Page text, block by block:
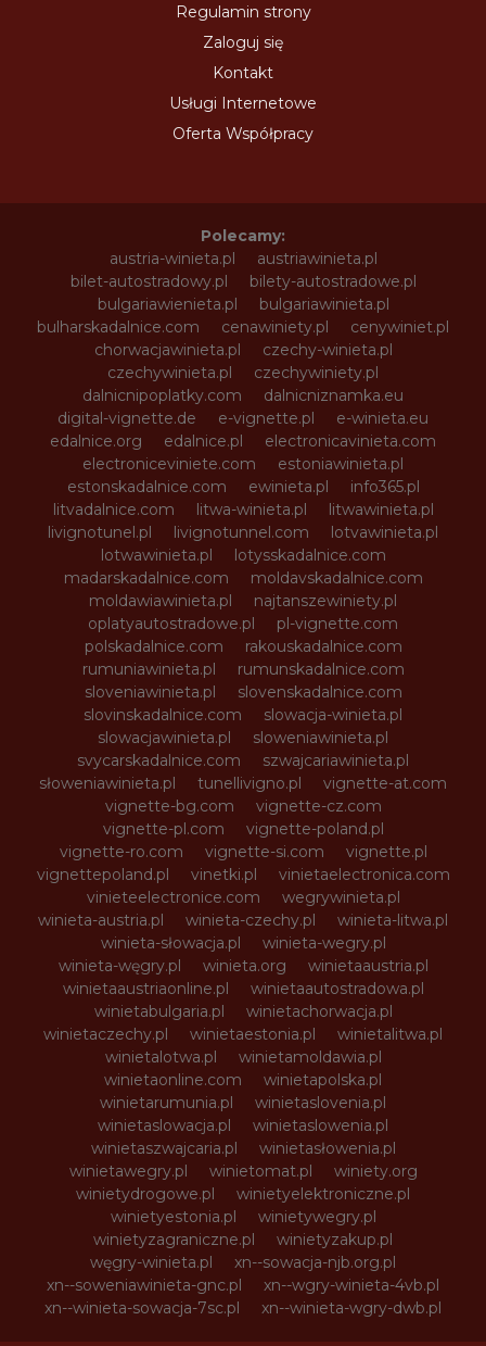
Regulamin strony
Zaloguj się
Kontakt
Usługi Internetowe
Oferta Współpracy
Polecamy:
austria-winieta.pl
austriawinieta.pl
bilet-autostradowy.pl
bilety-autostradowe.pl
bulgariawienieta.pl
bulgariawinieta.pl
bulharskadalnice.com
cenawiniety.pl
cenywiniet.pl
chorwacjawinieta.pl
czechy-winieta.pl
czechywinieta.pl
czechywiniety.pl
dalnicnipoplatky.com
dalnicniznamka.eu
digital-vignette.de
e-vignette.pl
e-winieta.eu
edalnice.org
edalnice.pl
electronicavinieta.com
electroniceviniete.com
estoniawinieta.pl
estonskadalnice.com
ewinieta.pl
info365.pl
litvadalnice.com
litwa-winieta.pl
litwawinieta.pl
livignotunel.pl
livignotunnel.com
lotvawinieta.pl
lotwawinieta.pl
lotysskadalnice.com
madarskadalnice.com
moldavskadalnice.com
moldawiawinieta.pl
najtanszewiniety.pl
oplatyautostradowe.pl
pl-vignette.com
polskadalnice.com
rakouskadalnice.com
rumuniawinieta.pl
rumunskadalnice.com
sloveniawinieta.pl
slovenskadalnice.com
slovinskadalnice.com
slowacja-winieta.pl
slowacjawinieta.pl
sloweniawinieta.pl
svycarskadalnice.com
szwajcariawinieta.pl
słoweniawinieta.pl
tunellivigno.pl
vignette-at.com
vignette-bg.com
vignette-cz.com
vignette-pl.com
vignette-poland.pl
vignette-ro.com
vignette-si.com
vignette.pl
vignettepoland.pl
vinetki.pl
vinietaelectronica.com
vinieteelectronice.com
wegrywinieta.pl
winieta-austria.pl
winieta-czechy.pl
winieta-litwa.pl
winieta-słowacja.pl
winieta-wegry.pl
winieta-węgry.pl
winieta.org
winietaaustria.pl
winietaaustriaonline.pl
winietaautostradowa.pl
winietabulgaria.pl
winietachorwacja.pl
winietaczechy.pl
winietaestonia.pl
winietalitwa.pl
winietalotwa.pl
winietamoldawia.pl
winietaonline.com
winietapolska.pl
winietarumunia.pl
winietaslovenia.pl
winietaslowacja.pl
winietaslowenia.pl
winietaszwajcaria.pl
winietasłowenia.pl
winietawegry.pl
winietomat.pl
winiety.org
winietydrogowe.pl
winietyelektroniczne.pl
winietyestonia.pl
winietywegry.pl
winietyzagraniczne.pl
winietyzakup.pl
węgry-winieta.pl
xn--sowacja-njb.org.pl
xn--soweniawinieta-gnc.pl
xn--wgry-winieta-4vb.pl
xn--winieta-sowacja-7sc.pl
xn--winieta-wgry-dwb.pl